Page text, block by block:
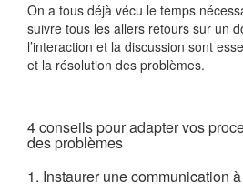
On a tous déjà vécu le temps
suivre tous les allers retours sur un
l’interaction et la discussion sont
et la résolution des problèmes.
4 conseils pour adapter vos
des problèmes
1. Instaurer une communication